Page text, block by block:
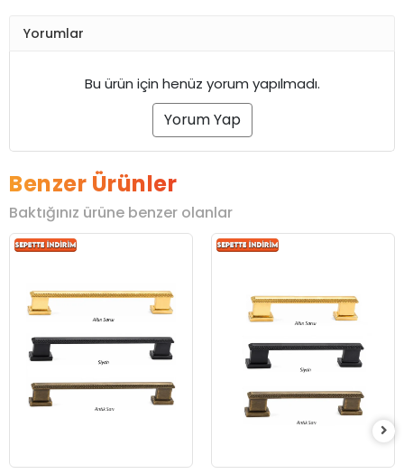
Yorumlar
Bu ürün için henüz yorum yapılmadı.
Yorum Yap
Benzer Ürünler
Baktığınız ürüne benzer olanlar